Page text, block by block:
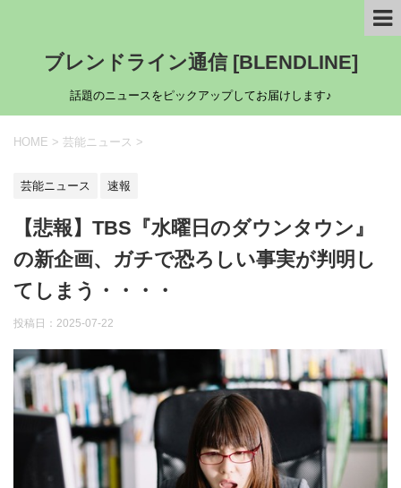
ブレンドライン通信 [BLENDLINE]
話題のニュースをピックアップしてお届けします♪
HOME > 芸能ニュース >
芸能ニュース 速報
【悲報】TBS『水曜日のダウンタウン』
の新企画、ガチで恐ろしい事実が判明し
てしまう・・・・
投稿日： 2025-07-22